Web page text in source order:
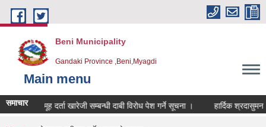
Skip to main content
Beni Municipality
Gandaki Province ,Beni,Myagdi
Main menu
समाचारसमूह दर्ता खारेजी सम्बन्धी दाबी विरोध पेश गर्ने सूचना । हार्दिक श्रदासुमन